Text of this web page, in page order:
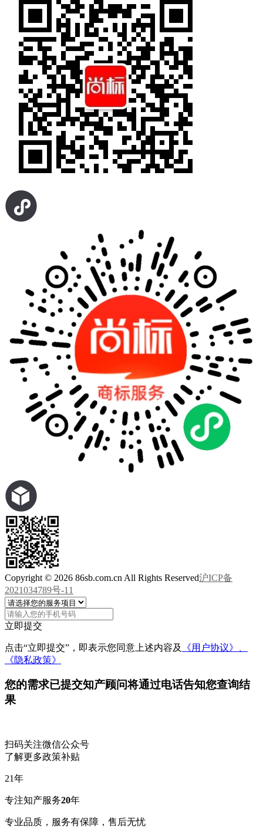
Copyright © 2026 86sb.com.cn All Rights Reserved沪ICP备
2021034789号-11
立即提交
点击“立即提交”，即表示您同意上述内容及
《用户协议》、
《隐私政策》
您的需求已提交知产顾问将通过电话告知您查询结
果
扫码关注微信公众号
了解更多政策补贴
21年
专注知产服务20年
专业品质，服务有保障，售后无忧